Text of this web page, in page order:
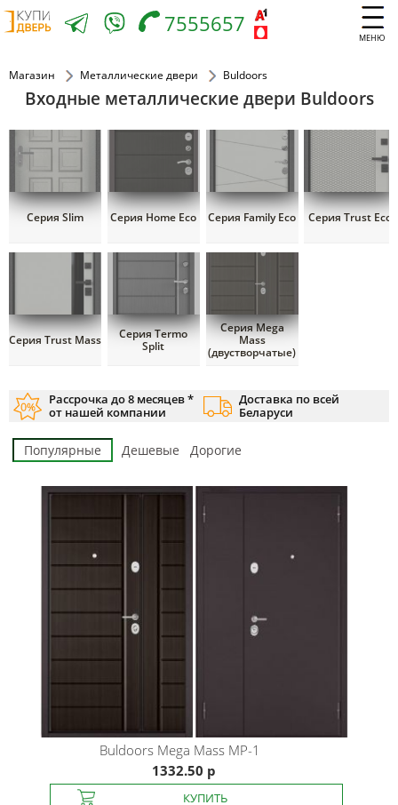
МЕНЮ
7555657
Магазин Металлические двери Buldoors
Входные металлические двери Buldoors
Серия Slim Серия Home Eco Серия Family Eco Серия Trust Eco
Серия Trust Mass
Серия Termo
Split
Серия Mega
Mass
(двустворчатые)
Рассрочка до 8 месяцев *
от нашей компании
Доставка по всей
Беларуси
Популярные Дешевые Дорогие
Buldoors Mega Mass MP-1
1332.50 р